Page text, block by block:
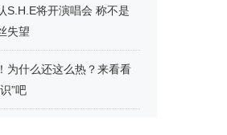
S.H.E将开演唱会 称不是
失望
为什么还这么热？来看看
”吧